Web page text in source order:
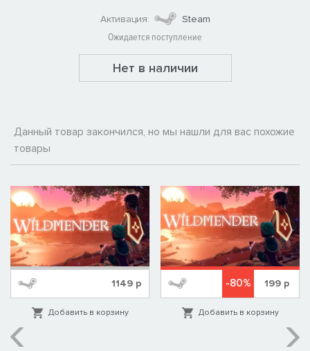
Активация:
Steam
Ожидается поступление
Нет в наличии
Данный товар закончился, но мы нашли для вас похожие
товары
1149 р
Добавить в корзину
-80% 199р
Добавить в корзину